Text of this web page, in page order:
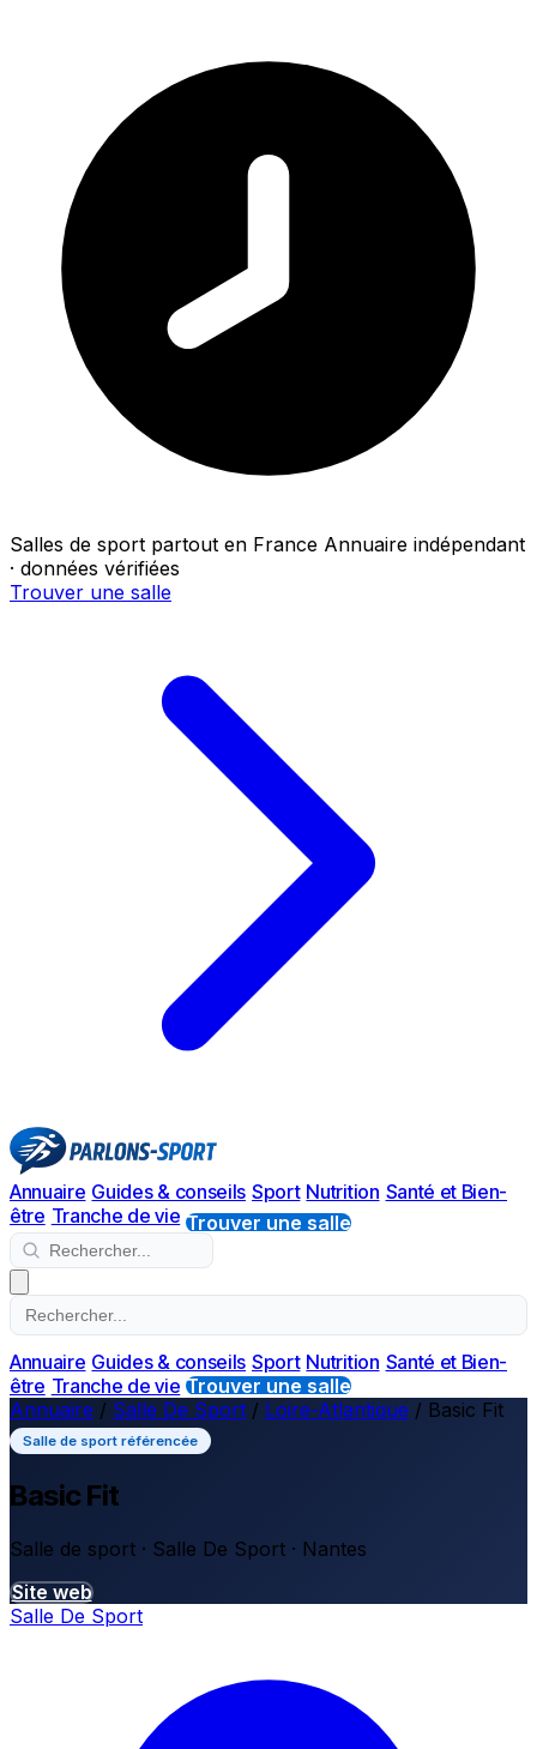
Salles de sport partout en France Annuaire indépendant
· données vérifiées
Trouver une salle
Annuaire Guides & conseils Sport Nutrition Santé et Bien-
être Tranche de vie Trouver une salle
Annuaire Guides & conseils Sport Nutrition Santé et Bien-
être Tranche de vie Trouver une salle
Annuaire / Salle De Sport / Loire-Atlantique / Basic Fit
Salle de sport référencée
Basic Fit
Salle de sport · Salle De Sport · Nantes
Site web
Salle De Sport